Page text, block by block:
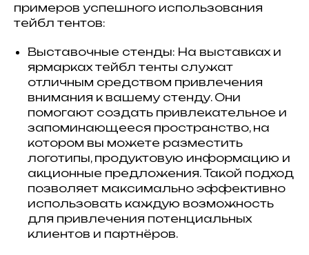
примеров успешного использования
тейбл тентов:
Выставочные стенды: На выставках и
ярмарках тейбл тенты служат
отличным средством привлечения
внимания к вашему стенду. Они
помогают создать привлекательное и
запоминающееся пространство, на
котором вы можете разместить
логотипы, продуктовую информацию и
акционные предложения. Такой подход
позволяет максимально эффективно
использовать каждую возможность
для привлечения потенциальных
клиентов и партнёров.